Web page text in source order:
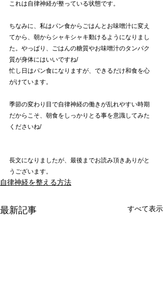
これは自律神経が整っている状態です。
ちなみに、私はパン食からごはんとお味噌汁に変え
てから、朝からシャキシャキ動けるようになりまし
た。やっぱり、ごはんの糖質やお味噌汁のタンパク
質が身体にはいいですね/
忙し日はパン食になりますが、できるだけ和食を心
がけています。
季節の変わり目で自律神経の働きが乱れやすい時期
だからこそ、朝食をしっかりとる事を意識してみた
くださいね/
長文になりましたが、最後までお読み頂きありがと
うございます。
自律神経を整える方法
最新記事 すべて表示